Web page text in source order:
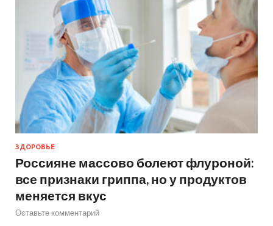
ЗДОРОВЬЕ
Россияне массово болеют флуроной:
все признаки гриппа, но у продуктов
меняется вкус
Оставьте комментарий